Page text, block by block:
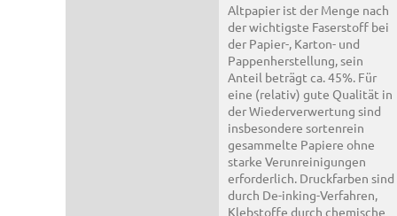
Altpapier ist der Menge nach
der wichtigste Faserstoff bei
der Papier-, Karton- und
Pappenherstellung, sein
Anteil beträgt ca. 45%. Für
eine (relativ) gute Qualität in
der Wiederverwertung sind
insbesondere sortenrein
gesammelte Papiere ohne
starke Verunreinigungen
erforderlich. Druckfarben sind
durch De-inking-Verfahren,
Klebstoffe durch chemische